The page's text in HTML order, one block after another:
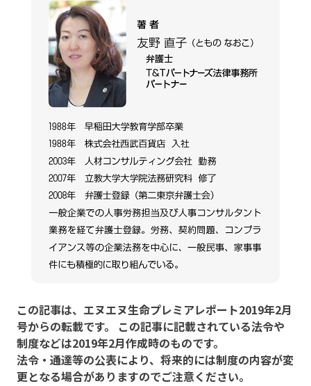
この記事は、エヌエヌ生命プレミアレポート2019年2月
号からの転載です。 この記事に記載されている法令や
制度などは2019年2月作成時のものです。
法令・通達等の公表により、将来的には制度の内容が変
更となる場合がありますのでご注意ください。